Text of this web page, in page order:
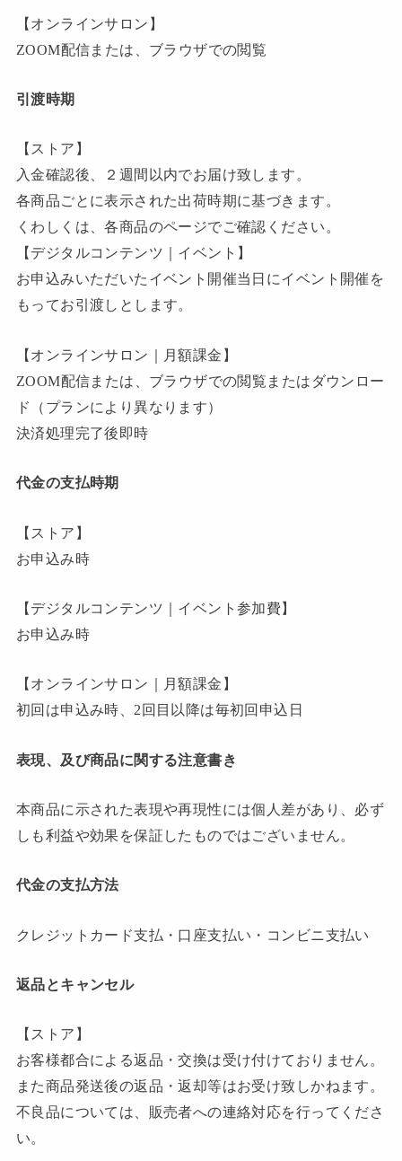
【オンラインサロン】
ZOOM配信または、ブラウザでの閲覧
引渡時期
【ストア】
入金確認後、２週間以内でお届け致します。
各商品ごとに表示された出荷時期に基づきます。
くわしくは、各商品のページでご確認ください。
【デジタルコンテンツ｜イベント】
お申込みいただいたイベント開催当日にイベント開催を
もってお引渡しとします。
【オンラインサロン｜月額課金】
ZOOM配信または、ブラウザでの閲覧またはダウンロー
ド（プランにより異なります）
決済処理完了後即時
代金の支払時期
【ストア】
お申込み時
【デジタルコンテンツ｜イベント参加費】
お申込み時
【オンラインサロン｜月額課金】
初回は申込み時、2回目以降は毎初回申込日
表現、及び商品に関する注意書き
本商品に示された表現や再現性には個人差があり、必ず
しも利益や効果を保証したものではございません。
代金の支払方法
クレジットカード支払・口座支払い・コンビニ支払い
返品とキャンセル
【ストア】
お客様都合による返品・交換は受け付けておりません。
また商品発送後の返品・返却等はお受け致しかねます。
不良品については、販売者への連絡対応を行ってくださ
い。